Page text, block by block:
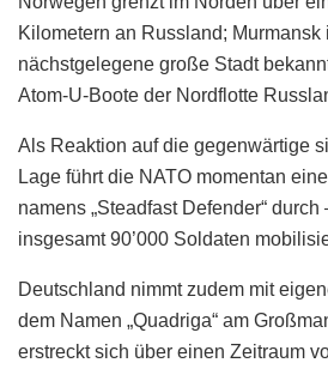
Kilometern an Russland; Murmansk
nächstgelegene große Stadt
Atom-U-Boote der Nordflotte
Als Reaktion auf die gegenwärtige
Lage führt die NATO momentan
namens „Steadfast Defender“
insgesamt 90’000 Soldaten
Deutschland nimmt zudem mit
dem Namen „Quadriga“ am
erstreckt sich über einen Zeitraum